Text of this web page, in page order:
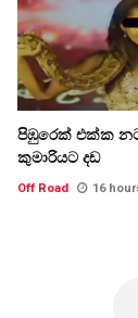
පිඹුරෙක් එක්ක
කුමාරියට දඩ
Off Road 16